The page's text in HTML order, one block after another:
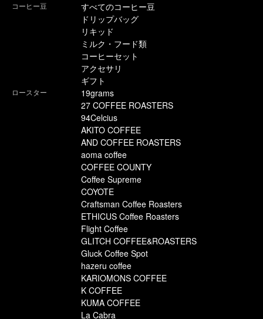
コーヒー豆
すべてのコーヒー豆
ドリップバッグ
リキッド
ミルク・フード類
コーヒーセット
アクセサリ
ギフト
ロースター
19grams
27 COFFEE ROASTERS
94Celcius
AKITO COFFEE
AND COFFEE ROASTERS
aoma coffee
COFFEE COUNTY
Coffee Supreme
COYOTE
Craftsman Coffee Roasters
ETHICUS Coffee Roasters
Flight Coffee
GLITCH COFFEE&ROASTERS
Gluck Coffee Spot
hazeru coffee
KARIOMONS COFFEE
K COFFEE
KUMA COFFEE
La Cabra